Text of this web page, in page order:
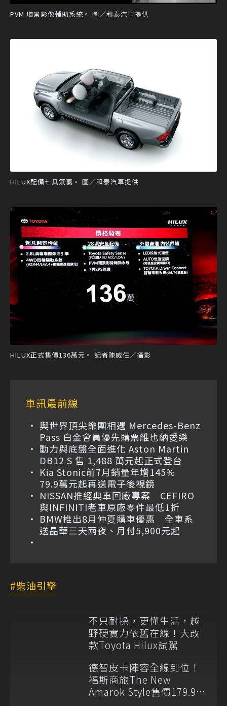
PVM 環景影像輔助系統。 圖／和泰汽車提供
HILUX配備七具氣囊。 圖／和泰汽車提供
HILUX正式售價136萬元。 記者陳威任／攝影
車訊最前線
與世界頂尖樂團相遇 Mercedes-Benz
Pass 白金會員優先購票維也納愛樂
動力與底盤全面進化 Aston Martin
DB12 S 售 1,488 萬元起正式登台
Kia Stonic前7月銷量年增145%
79.9萬元起再送電子後視鏡
NISSAN推經典車回廠專案 CEFIRO
與INFINITI老車原廠零件最低1折
BMW推出8月仲夏購車優惠 全車系
送晶華三天兩夜、月付5,900元起
柴油引擎
不只耐操，更懂生活，越
野硬實力依舊在線！大改
款Toyota Hilux試駕
德智皮卡陣容全線到位！
福斯商旅The New
Amarok Style售價179.9萬